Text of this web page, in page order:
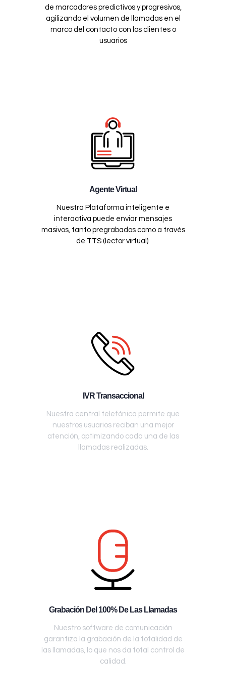
de marcadores predictivos y progresivos,
agilizando el volumen de llamadas en el
marco del contacto con los clientes o
usuarios
Agente Virtual
Nuestra Plataforma inteligente e
interactiva puede enviar mensajes
masivos, tanto pregrabados como a través
de TTS (lector virtual).
IVR Transaccional
Nuestra central telefónica permite que
nuestros usuarios reciban una mejor
atención, optimizando cada una de las
llamadas realizadas.
Grabación Del 100% De Las Llamadas
Nuestro software de comunicación
garantiza la grabación de la totalidad de
las llamadas, lo que nos da total control de
calidad.